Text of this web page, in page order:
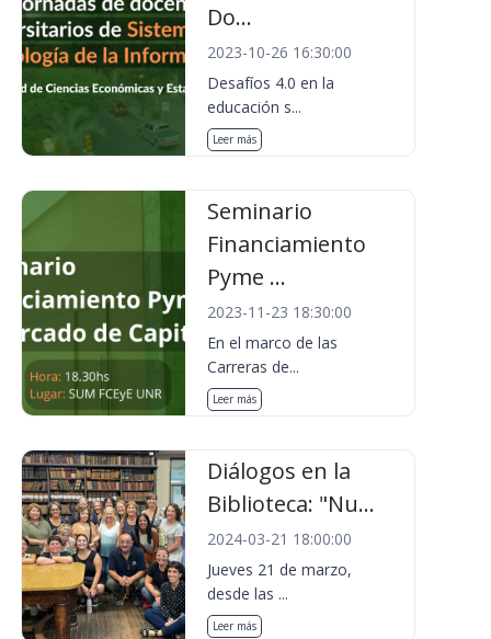
Do...
2023-10-26 16:30:00
Desafíos 4.0 en la
educación s...
Leer más
Seminario
Financiamiento
Pyme ...
2023-11-23 18:30:00
En el marco de las
Carreras de...
Leer más
Diálogos en la
Biblioteca: "Nu...
2024-03-21 18:00:00
Jueves 21 de marzo,
desde las ...
Leer más